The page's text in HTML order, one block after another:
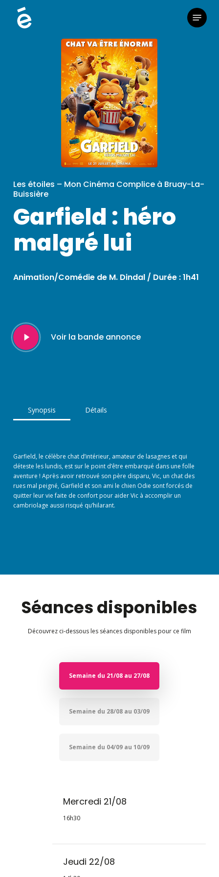
Menu
Les étoiles – Mon Cinéma Complice à Bruay-La-
Buissière
Garfield : héro
malgré lui
Animation/Comédie de M. Dindal / Durée : 1h41
Play
Video
Voir la bande annonce
Synopsis Détails
Garfield, le célèbre chat d’intérieur, amateur de lasagnes et qui
déteste les lundis, est sur le point d’être embarqué dans une folle
aventure ! Après avoir retrouvé son père disparu, Vic, un chat des
rues mal peigné, Garfield et son ami le chien Odie sont forcés de
quitter leur vie faite de confort pour aider Vic à accomplir un
cambriolage aussi risqué qu’hilarant.
Séances disponibles
Découvrez ci-dessous les séances disponibles pour ce film
Semaine du 21/08 au 27/08
Semaine du 28/08 au 03/09
Semaine du 04/09 au 10/09
Mercredi 21/08
16h30
Jeudi 22/08